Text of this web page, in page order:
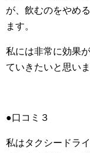
が、飲むのをやめ
ます。
私には非常に効果
ていきたいと思いま
●口コミ３
私はタクシードラ